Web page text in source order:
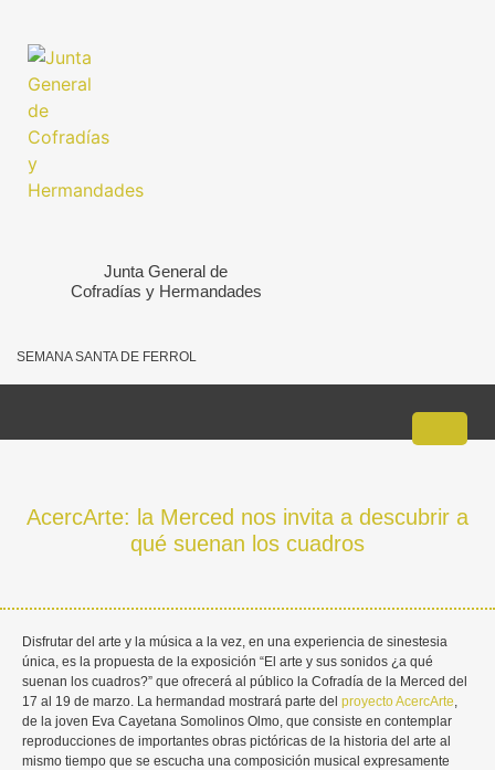
contenido
Junta General de
Cofradías y Hermandades
SEMANA SANTA DE FERROL
AcercArte: la Merced nos invita a descubrir a
qué suenan los cuadros
Disfrutar del arte y la música a la vez, en una experiencia de sinestesia
única, es la propuesta de la exposición “El arte y sus sonidos ¿a qué
suenan los cuadros?” que ofrecerá al público la Cofradía de la Merced del
17 al 19 de marzo. La hermandad mostrará parte del proyecto AcercArte,
de la joven Eva Cayetana Somolinos Olmo, que consiste en contemplar
reproducciones de importantes obras pictóricas de la historia del arte al
mismo tiempo que se escucha una composición musical expresamente